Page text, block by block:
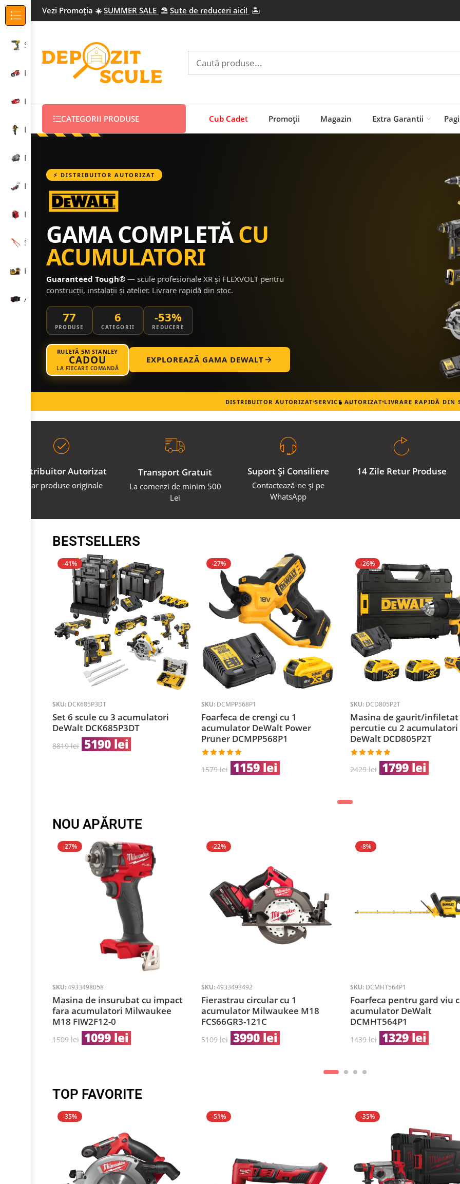
Vezi Promoția ☀️SUMMER SALE ⛱️ Sute de reduceri aici! 🏝️
CATEGORII PRODUSE Cub Cadet Promoții Magazin Extra Garantii
⚡ DISTRIBUITOR AUTORIZAT
GAMA COMPLETĂCU
ACUMULATORI
Guaranteed Tough® — scule profesionale XR și FLEXVOLT pentru
construcții, instalații și atelier. Livrare rapidă din stoc.
77
PRODUSE
6
CATEGORII
-53%
REDUCERE
RULETĂ 5M STANLEY
CADOU
LA FIECARE COMANDĂ
EXPLOREAZĂ GAMA DEWALT
DISTRIBUITOR AUTORIZAT SERVICE AUTORIZAT LIVRARE RAPIDĂ DIN
Distribuitor Autorizat
Doar produse originale
Transport Gratuit
La comenzi de minim 500
Lei
Suport Și Consiliere
Contactează-ne și pe
WhatsApp
14 Zile Retur Produse
BESTSELLERS
-41%
SKU: DCK685P3DT
Set 6 scule cu 3 acumulatori
DeWalt DCK685P3DT
8819lei 5190 lei
-27%
SKU: DCMPP568P1
Foarfeca de crengi cu 1
acumulator DeWalt Power
Pruner DCMPP568P1
Evaluat la
5.00din 5
1579lei 1159 lei
-26%
SKU: DCD805P2T
Masina de gaurit/infiletat
percutie cu 2 acumulatori
DeWalt DCD805P2T
Evaluat la
5.00din 5
2429lei 1799 lei
NOU APĂRUTE
-27%
SKU: 4933498058
Masina de insurubat cu impact
fara acumulatori Milwaukee
M18 FIW2F12-0
1509lei 1099 lei
-22%
SKU: 4933493492
Fierastrau circular cu 1
acumulator Milwaukee M18
FCS66GR3-121C
5109lei 3990 lei
-8%
SKU: DCMHT564P1
Foarfeca pentru gard viu
acumulator DeWalt
DCMHT564P1
1439lei 1329 lei
TOP FAVORITE
-35% -51% -35%
Categorii Produse
Scule electrice profesionale
Prelucrarea metalului
Prelucrarea lemnului
Echipamente construcții
Echipamente curățenie
Echipamente grădinărit
Echipamente încălzire
Scule de mână
Laser și măsurare
Accesorii